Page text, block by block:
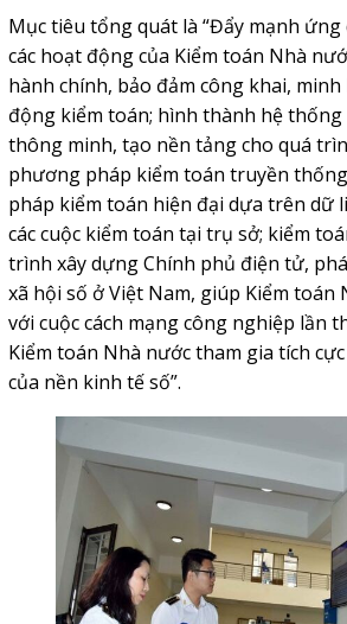
Mục tiêu tổng quát là “Đẩy mạnh
các hoạt động của Kiểm toán Nhà
hành chính, bảo đảm công khai,
động kiểm toán; hình thành hệ
thông minh, tạo nền tảng cho quá
phương pháp kiểm toán truyền
pháp kiểm toán hiện đại dựa trên dữ
các cuộc kiểm toán tại trụ sở; kiểm
trình xây dựng Chính phủ điện tử,
xã hội số ở Việt Nam, giúp Kiểm
với cuộc cách mạng công nghiệp lần
Kiểm toán Nhà nước tham gia tích
của nền kinh tế số”.